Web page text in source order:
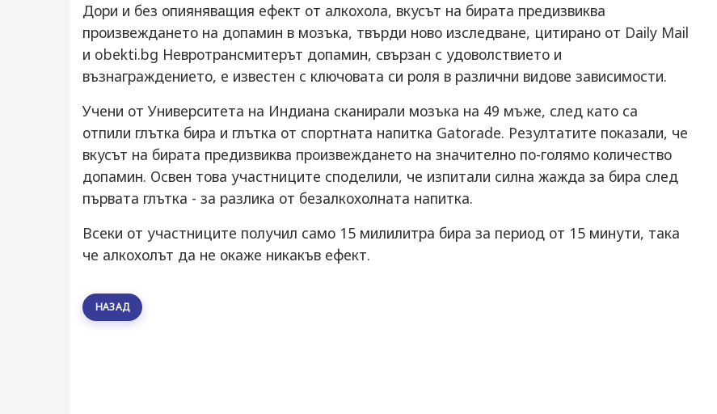
Дори и без опияняващия ефект от алкохола, вкусът на бирата предизвиква
произвеждането на допамин в мозъка, твърди ново изследване, цитирано от Daily Mail
и obekti.bg Невротрансмитерът допамин, свързан с удоволствието и
възнаграждението, е известен с ключовата си роля в различни видове зависимости.
Учени от Университета на Индиана сканирали мозъка на 49 мъже, след като са
отпили глътка бира и глътка от спортната напитка Gatorade. Резултатите показали, че
вкусът на бирата предизвиква произвеждането на значително по-голямо количество
допамин. Освен това участниците споделили, че изпитали силна жажда за бира след
първата глътка - за разлика от безалкохолната напитка.
Всеки от участниците получил само 15 милилитра бира за период от 15 минути, така
че алкохолът да не окаже никакъв ефект.
НАЗАД